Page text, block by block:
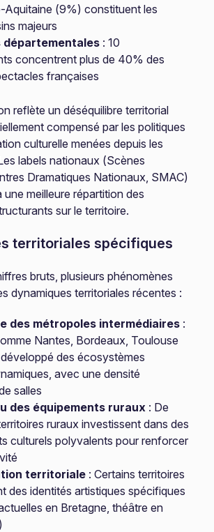
Aquitaine (9%) constituent les
majeurs
départementales : 10
concentrent plus de 40% des
françaises
reflète un déséquilibre territorial
compensé par les politiques
culturelle menées depuis les
labels nationaux (Scènes
Dramatiques Nationaux, SMAC)
meilleure répartition des
sur le territoire.
territoriales spécifiques
bruts, plusieurs phénomènes
dynamiques territoriales récentes :
des métropoles intermédiaires :
Nantes, Bordeaux, Toulouse
des écosystèmes
avec une densité
salles
des équipements ruraux : De
ruraux investissent dans des
culturels polyvalents pour renforcer
territoriale : Certains territoires
des identités artistiques spécifiques
en Bretagne, théâtre en